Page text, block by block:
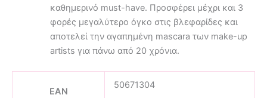
καθημερινό must-have. Προσφέρει μέχρι και 3
φορές μεγαλύτερο όγκο στις βλεφαρίδες και
αποτελεί την αγαπημένη mascara των make-up
artists για πάνω από 20 χρόνια.
EAN
50671304